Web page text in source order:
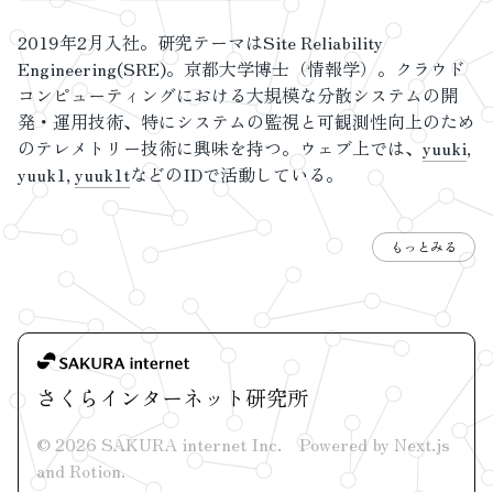
2019年2月入社。研究テーマはSite Reliability
Engineering(SRE)。京都大学博士（情報学）。クラウド
コンピューティングにおける大規模な分散システムの開
発・運用技術、特にシステムの監視と可観測性向上のため
のテレメトリー技術に興味を持つ。ウェブ上では、yuuki,
yuuk1,yuuk1tなどのIDで活動している。
もっとみる
さくらインターネット研究所
©2026 SAKURA internet Inc.
Powered by Next.js
and Rotion.